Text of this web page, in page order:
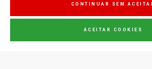
CONTINUAR SEM
ACEITAR COOKIES